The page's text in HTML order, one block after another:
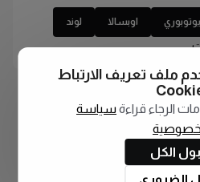
يوتوبوري اوبسالا لوند
ملف تعريف الارتباط
الرجاء قراءة سياسة
الكل
الضروري